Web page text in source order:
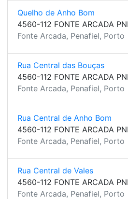
Quelho de Anho Bom
4560-112 FONTE ARCADA
Fonte Arcada, Penafiel, Porto
Rua Central das Bouças
4560-112 FONTE ARCADA
Fonte Arcada, Penafiel, Porto
Rua Central de Anho Bom
4560-112 FONTE ARCADA
Fonte Arcada, Penafiel, Porto
Rua Central de Vales
4560-112 FONTE ARCADA
Fonte Arcada, Penafiel, Porto